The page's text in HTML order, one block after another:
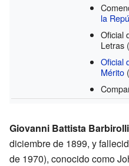
la
Oficial
Letras
Oficial
Mérito
Giovanni Battista Barbirolli
diciembre de 1899, y
de 1970), conocido como